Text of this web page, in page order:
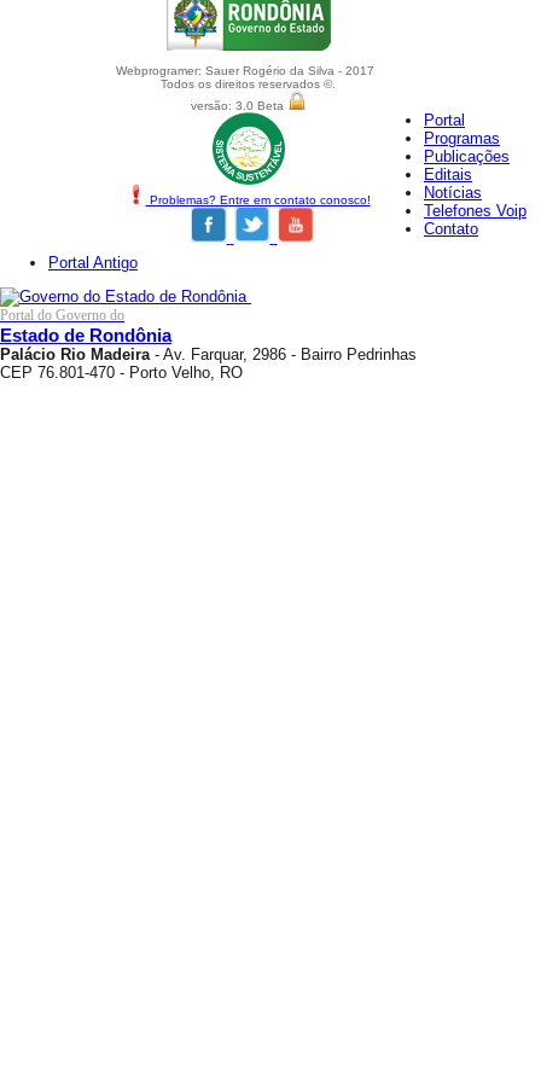
Webprogramer: Sauer Rogério da Silva - 2017
Todos os direitos reservados ©.
versão: 3.0 Beta
Problemas? Entre em contato conosco!
Portal
Programas
Publicações
Editais
Notícias
Telefones Voip
Contato
Portal Antigo
Portal do Governo do
Estado de Rondônia
Palácio Rio Madeira- Av. Farquar, 2986 - Bairro Pedrinhas
CEP 76.801-470 - Porto Velho, RO